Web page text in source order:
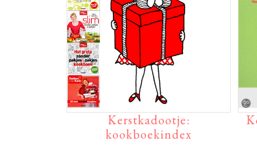
Kerstkadootje:
kookboekindex